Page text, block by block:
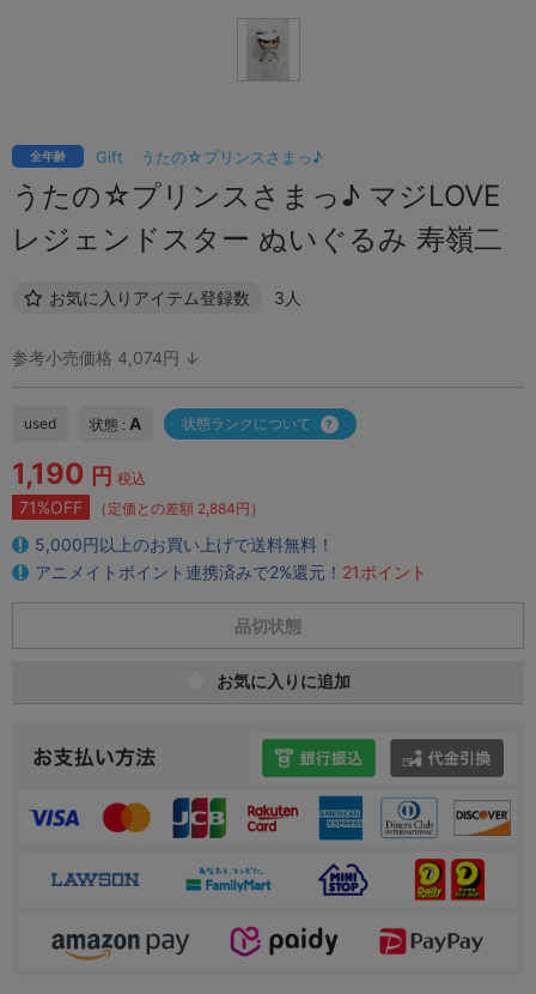
Gift うたの☆プリンスさまっ♪
全年齢
うたの☆プリンスさまっ♪ マジLOVE
レジェンドスター ぬいぐるみ 寿嶺二
お気に入りアイテム登録数 3人
参考小売価格 4,074円 ↓
used 状態 : A 状態ランクについて
1,190 円 税込
71%OFF （定価との差額 2,884円）
5,000円以上のお買い上げで送料無料！
アニメイトポイント連携済みで2%還元！ 21ポイント
品切状態
お気に入りに追加